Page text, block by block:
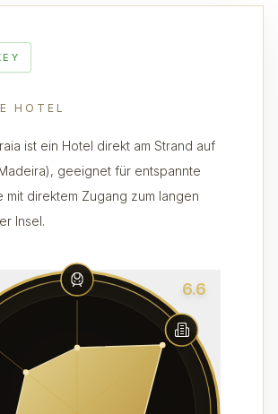
HOTEL
ist ein Hotel direkt am Strand auf
geeignet für entspannte
mit direktem Zugang zum langen
Insel.
6.6